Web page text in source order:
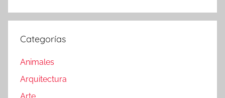
Categorías
Animales
Arquitectura